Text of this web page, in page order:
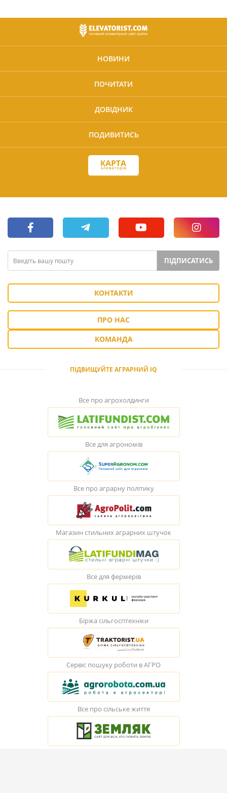
НОВИНИ
ПОЧИТАТИ
ДОВІДНИК
ПОДИВИТИСЬ
ПІДПИСАТИСЬ
КОНТАКТИ
ПРО НАС
КОМАНДА
ПІДВИЩУЙТЕ АГРАРНИЙ IQ
Все про агрохолдинги
Все для агрономів
Все про аграрну політику
Магазин стильних аграрних штучок
Все для фермерів
Біржа сільгосптехніки
Сервіс пошуку роботи в АГРО
Все про сільське життя